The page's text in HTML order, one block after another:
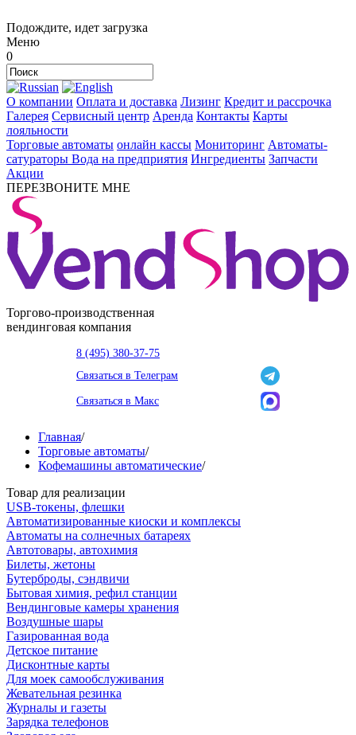
Подождите, идет загрузка
Меню
0
О компании Оплата и доставка Лизинг Кредит и рассрочка
Галерея Сервисный центр Аренда Контакты Карты
лояльности
Торговые автоматы онлайн кассы Мониторинг Автоматы-
сатураторы Вода на предприятия Ингредиенты Запчасти
Акции
ПЕРЕЗВОНИТЕ МНЕ
Торгово-производственная
вендинговая компания
8 (495) 380-37-75
Связаться в Телеграм
Связаться в Макс
Главная/
Торговые автоматы/
Кофемашины автоматические/
Товар для реализации
USB-токены, флешки
Автоматизированные киоски и комплексы
Автоматы на солнечных батареях
Автотовары, автохимия
Билеты, жетоны
Бутерброды, сэндвичи
Бытовая химия, рефил станции
Вендинговые камеры хранения
Воздушные шары
Газированная вода
Детское питание
Дисконтные карты
Для моек самообслуживания
Жевательная резинка
Журналы и газеты
Зарядка телефонов